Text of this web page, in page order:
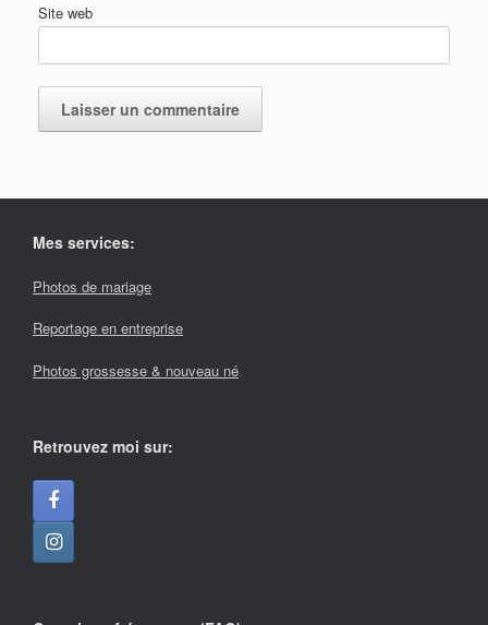
Site web
Mes services:
Photos de mariage
Reportage en entreprise
Photos grossesse & nouveau né
Retrouvez moi sur: